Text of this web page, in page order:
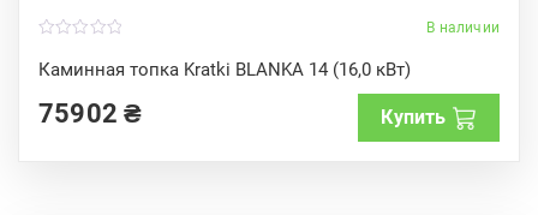
В наличии
Каминная топка Kratki BLANKA 14 (16,0 кВт)
o
u
o
f
75902₴ Купить